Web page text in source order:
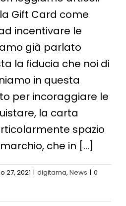
Gift Card come
incentivare le
già parlato
la fiducia che noi di
in questa
per incoraggiare le
la carta
spazio
che in [...]
27, 2021 | digitama, News | 0